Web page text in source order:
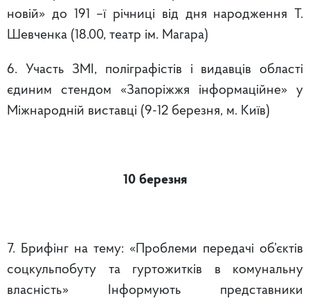
новій» до 191 –ї річниці від дня народження Т.
Шевченка (18.00, театр ім. Магара)
6. Участь ЗМІ, поліграфістів і видавців області
єдиним стендом «Запоріжжя інформаційне» у
Міжнародній виставці (9-12 березня, м. Київ)
10 березня
7. Брифінг на тему: «Проблеми передачі об’єктів
соцкульпобуту та гуртожитків в комунальну
власність» Інформують представники